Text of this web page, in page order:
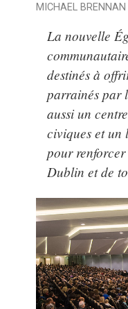
MICHAEL BRENNAN
La nouvelle
destinés à
parrainés par
aussi un
civiques et un
pour renforcer
Dublin et de